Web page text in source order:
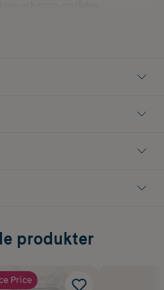
hårstrån och stickor.
produkter
Price